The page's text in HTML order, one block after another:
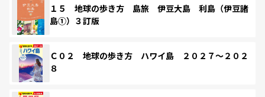
１５ 地球の歩き方 島旅 伊豆大島 利島（伊豆諸
島①）３訂版
Ｃ０２ 地球の歩き方 ハワイ島 ２０２７～２０２
８